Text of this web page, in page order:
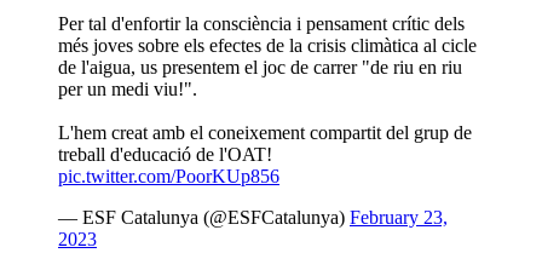
Per tal d'enfortir la consciència i pensament crític dels
més joves sobre els efectes de la crisis climàtica al cicle
de l'aigua, us presentem el joc de carrer "de riu en riu
per un medi viu!".
L'hem creat amb el coneixement compartit del grup de
treball d'educació de l'OAT!
pic.twitter.com/PoorKUp856
— ESF Catalunya (@ESFCatalunya) February 23,
2023